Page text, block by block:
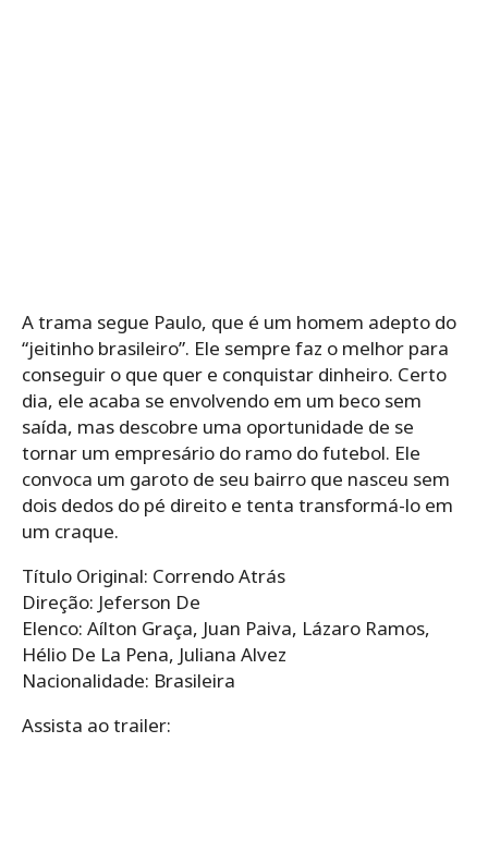
A trama segue Paulo, que é um homem adepto do
“jeitinho brasileiro”. Ele sempre faz o melhor para
conseguir o que quer e conquistar dinheiro. Certo
dia, ele acaba se envolvendo em um beco sem
saída, mas descobre uma oportunidade de se
tornar um empresário do ramo do futebol. Ele
convoca um garoto de seu bairro que nasceu sem
dois dedos do pé direito e tenta transformá-lo em
um craque.
Título Original: Correndo Atrás
Direção: Jeferson De
Elenco: Aílton Graça, Juan Paiva, Lázaro Ramos,
Hélio De La Pena, Juliana Alvez
Nacionalidade: Brasileira
Assista ao trailer: